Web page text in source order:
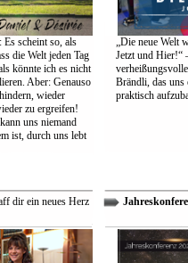
scheint so, als
die Welt jeden Tag
könnte ich es nicht
Aber: Genauso
wieder
zu ergreifen!
uns niemand
ist, durch uns lebt
„Die neue Welt
Jetzt und Hier!“
Brändli, das uns
praktisch
dir ein neues Herz